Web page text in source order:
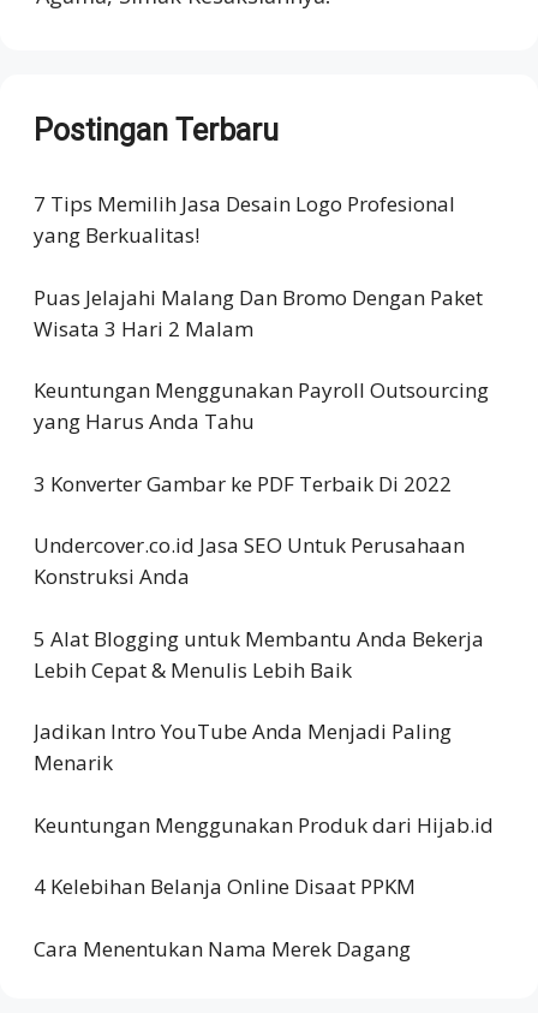
Postingan Terbaru
7 Tips Memilih Jasa Desain Logo Profesional
yang Berkualitas!
Puas Jelajahi Malang Dan Bromo Dengan Paket
Wisata 3 Hari 2 Malam
Keuntungan Menggunakan Payroll Outsourcing
yang Harus Anda Tahu
3 Konverter Gambar ke PDF Terbaik Di 2022
Undercover.co.id Jasa SEO Untuk Perusahaan
Konstruksi Anda
5 Alat Blogging untuk Membantu Anda Bekerja
Lebih Cepat & Menulis Lebih Baik
Jadikan Intro YouTube Anda Menjadi Paling
Menarik
Keuntungan Menggunakan Produk dari Hijab.id
4 Kelebihan Belanja Online Disaat PPKM
Cara Menentukan Nama Merek Dagang